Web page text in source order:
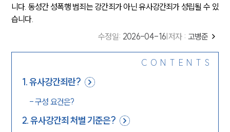
니다. 동성간 성폭행 범죄는 강간죄가 아닌 유사강간죄가 성립될 수 있
습니다.
수정일: 2026-04-16 저자 : 고병준
CONTENTS
1.유사강간죄란?
-구성 요건은?
2.유사강간죄 처벌 기준은?